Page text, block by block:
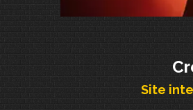
Site